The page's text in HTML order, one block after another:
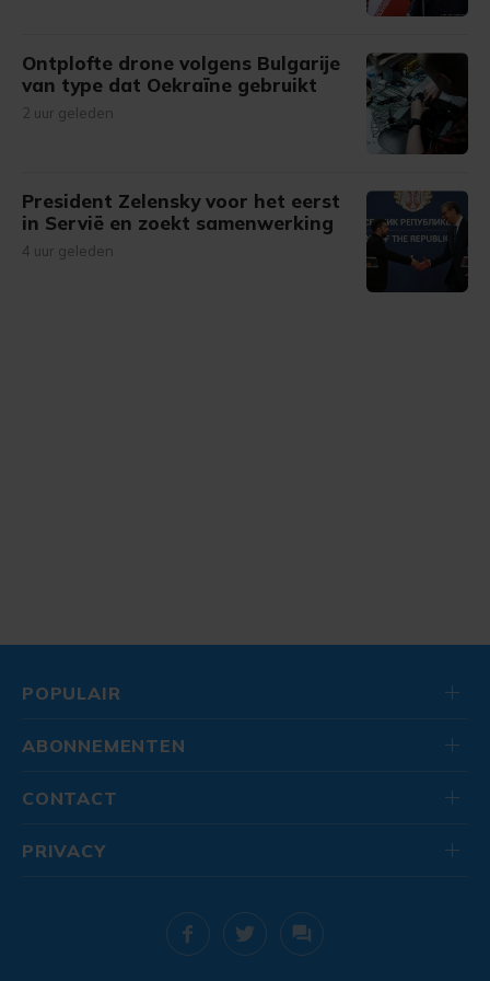
Ontplofte drone volgens Bulgarije
van type dat Oekraïne gebruikt
2 uur geleden
President Zelensky voor het eerst
in Servië en zoekt samenwerking
4 uur geleden
POPULAIR
ABONNEMENTEN
CONTACT
PRIVACY